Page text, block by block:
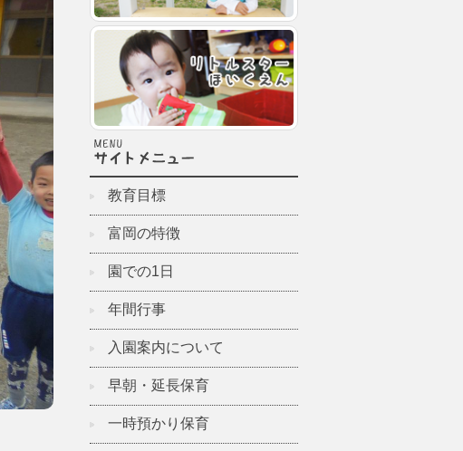
教育目標
富岡の特徴
園での1日
年間行事
入園案内について
早朝・延長保育
一時預かり保育